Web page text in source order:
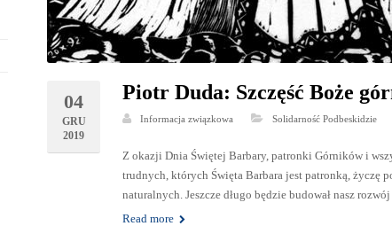
04
GRU
2019
Piotr Duda: Szczęść Boże
Informacja związkowa Solidarność Podbeskidzie
Z okazji Dnia Świętej Barbary, patronki Górników i
trudnych, których Święta Barbara jest patronką, życzę
naturalnych. Jeszcze długo będzie budował nasz
Read more